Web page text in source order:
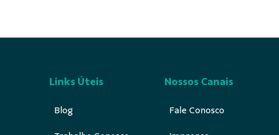
Links Úteis
Blog
Nossos Canais
Fale Conosco